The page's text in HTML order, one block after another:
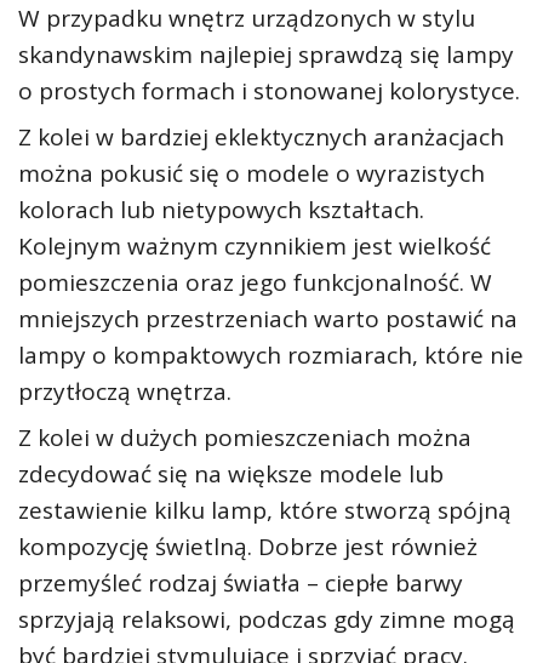
W przypadku wnętrz urządzonych w stylu
skandynawskim najlepiej sprawdzą się lampy
o prostych formach i stonowanej kolorystyce.
Z kolei w bardziej eklektycznych aranżacjach
można pokusić się o modele o wyrazistych
kolorach lub nietypowych kształtach.
Kolejnym ważnym czynnikiem jest wielkość
pomieszczenia oraz jego funkcjonalność. W
mniejszych przestrzeniach warto postawić na
lampy o kompaktowych rozmiarach, które nie
przytłoczą wnętrza.
Z kolei w dużych pomieszczeniach można
zdecydować się na większe modele lub
zestawienie kilku lamp, które stworzą spójną
kompozycję świetlną. Dobrze jest również
przemyśleć rodzaj światła – ciepłe barwy
sprzyjają relaksowi, podczas gdy zimne mogą
być bardziej stymulujące i sprzyjać pracy.